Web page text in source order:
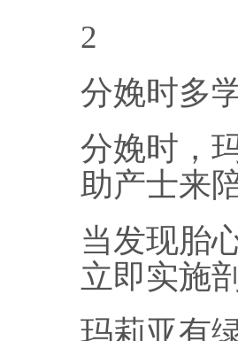
2
分娩时多
分娩时，
助产士来
当发现胎
立即实施
玛莉亚有